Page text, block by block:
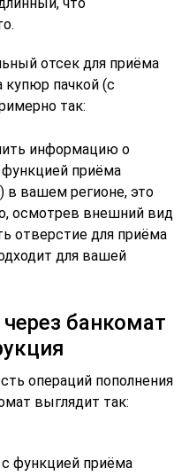
отсек для приёма
купюр пачкой (с
так:
информацию о
приёма
в вашем регионе, это
осмотрев внешний вид
отверстие для приёма
для вашей
банкомат
операций пополнения
выглядит так:
функцией приёма